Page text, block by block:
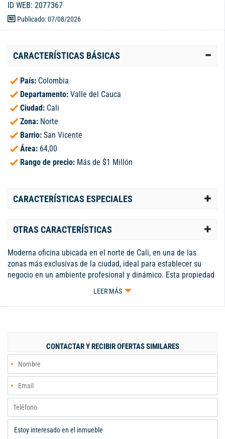
ID WEB: 2077367
Publicado: 07/08/2026
CARACTERÍSTICAS BÁSICAS
País: Colombia
Departamento: Valle del Cauca
Ciudad: Cali
Zona: Norte
Barrio: San Vicente
Área: 64,00
Rango de precio: Más de $1 Millón
CARACTERÍSTICAS ESPECIALES
OTRAS CARACTERÍSTICAS
Moderna oficina ubicada en el norte de Cali, en una de las
zonas más exclusivas de la ciudad, ideal para establecer su
negocio en un ambiente profesional y dinámico. Esta propiedad
cuenta con un diseño contemporáneo y funcional, con amplio
que tiene solo tres años de antigüedad, ofrece areas de trabajo
garantiza un entorno seguro y accesible, rodeado de
importantes vías de acceso, centros comerciales y servicios
complementarios. No solo disfrutará de una ubicación
estratégica, sino también de la posibilidad de atraer una
clientela diversa. Esta es una oportunidad única para invertir en
un espacio que refleja profesionalismo y estilo. Contáctenos
para conocer más sobre esta excelente opción.
LEER MÁS
CONTACTAR Y RECIBIR OFERTAS SIMILARES